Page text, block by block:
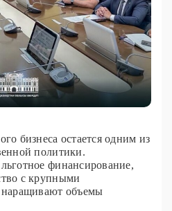
бизнеса остается одним из
политики.
финансирование,
с крупными
наращивают объемы